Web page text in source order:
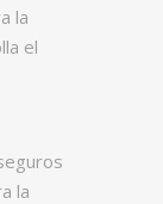
la
el
la